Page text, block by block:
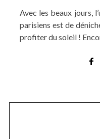
Avec les beaux jours,
parisiens est de
profiter du soleil !